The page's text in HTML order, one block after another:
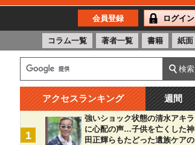
会員登録 ログイン
コラム一覧 著者一覧 書籍 紙面
アクセスランキング 週間
1
強いショック状態の清水アキラ
に心配の声…子供を亡くした神
田正輝らもたどった遺族ケアの